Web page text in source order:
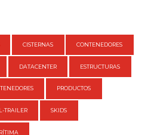
CISTERNAS CONTENEDORES
DATACENTER ESTRUCTURAS
PRODUCTOS
TRAILER SKIDS